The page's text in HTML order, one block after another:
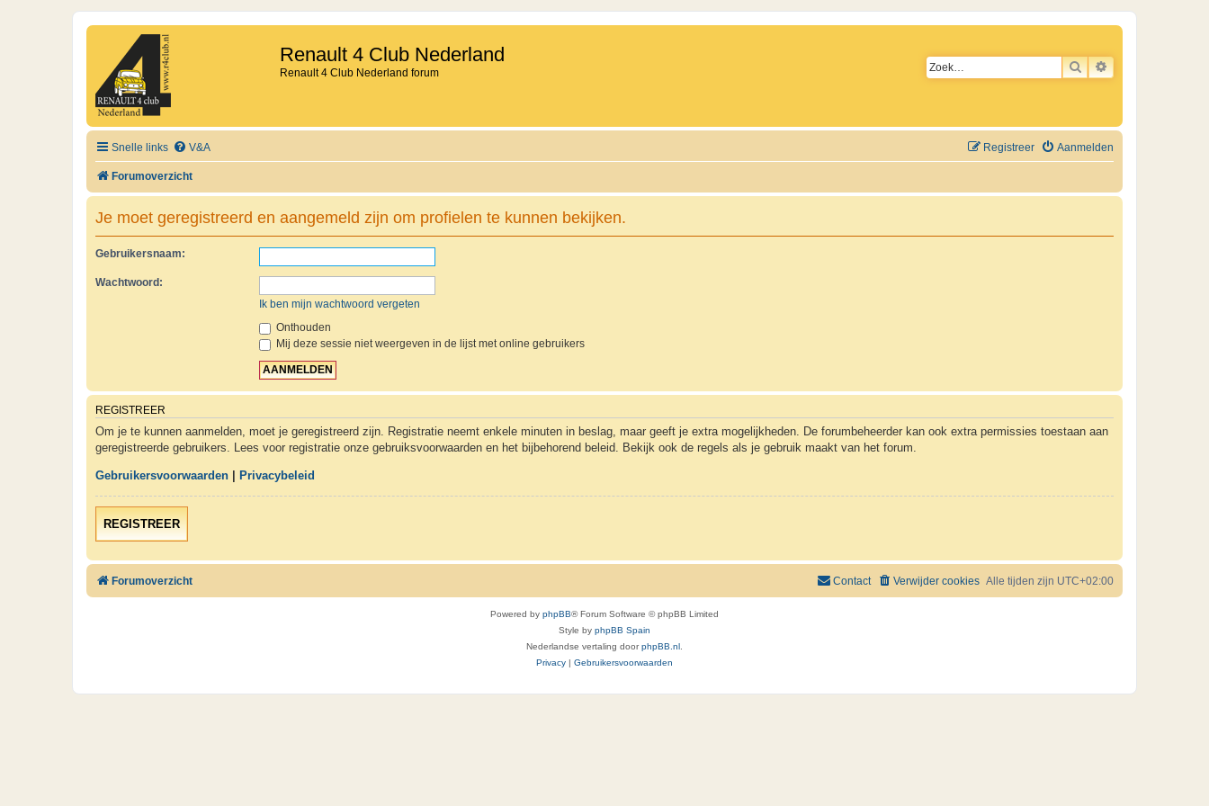
Renault 4 Club Nederland
Renault 4 Club Nederland forum ZOEKUITGEBREID
Snelle links V&A Aanmelden
Registreer
Forumoverzicht
Je moet geregistreerd en aangemeld zijn om profielen te kunnen bekijken.
Gebruikersnaam:
Wachtwoord:
Ik ben mijn wachtwoord vergeten
Onthouden
Mij deze sessie niet weergeven in de lijst met online gebruikers
REGISTREER
Om je te kunnen aanmelden, moet je geregistreerd zijn. Registratie neemt enkele minuten in beslag, maar geeft je extra mogelijkheden. De forumbeheerder kan ook extra permissies toestaan aan
geregistreerde gebruikers. Lees voor registratie onze gebruiksvoorwaarden en het bijbehorend beleid. Bekijk ook de regels als je gebruik maakt van het forum.
Gebruikersvoorwaarden Privacybeleid
REGISTREER
Forumoverzicht Alle tijden zijn UTC+02:00
Verwijder cookies
Contact
Powered by phpBB® Forum Software © phpBB Limited
Style by phpBB Spain
Nederlandse vertaling doorphpBB.nl .
Privacy
Gebruikersvoorwaarden